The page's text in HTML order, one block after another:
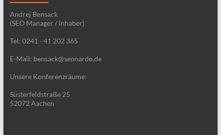
Andrej Bensack
(SEO Manager / Inhaber)
Tel: 0241 - 41 202 365
E-Mail: bensack@seonardo.de
Unsere Konferenzräume:
Süsterfeldstraße 25
52072 Aachen